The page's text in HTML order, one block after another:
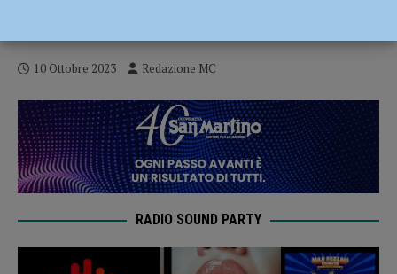
10 Ottobre 2023 Redazione MC
RADIO SOUND PARTY